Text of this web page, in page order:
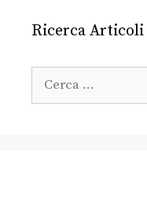
Ricerca Articoli